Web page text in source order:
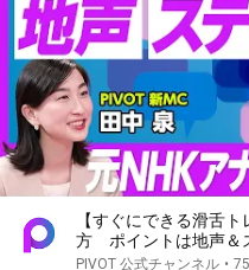
【すぐにできる滑舌
方 ポイントは地声＆
れば誰でも噛まずに「
PIVOT 公式チャンネル •